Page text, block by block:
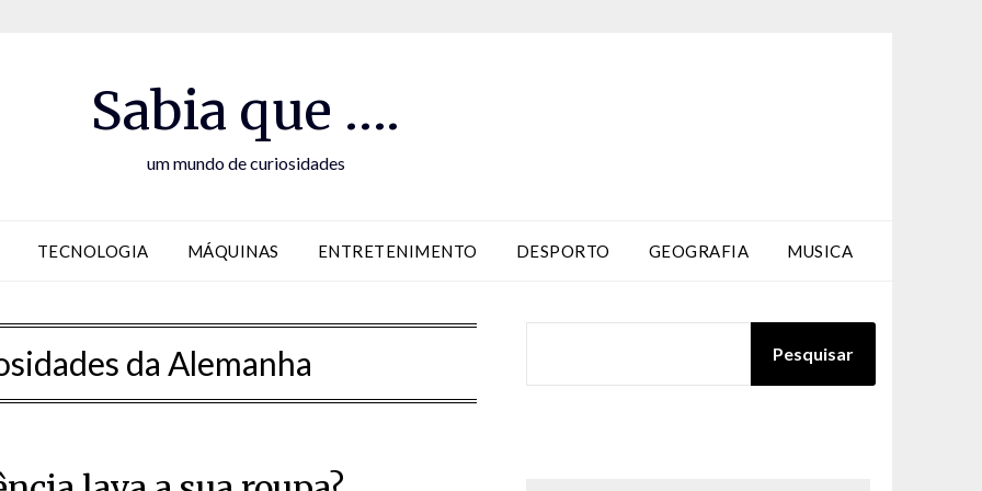
Sabia que ….
um mundo de curiosidades
TECNOLOGIA MÁQUINAS ENTRETENIMENTO DESPORTO GEOGRAFIA MUSICA
da Alemanha Pesquisar